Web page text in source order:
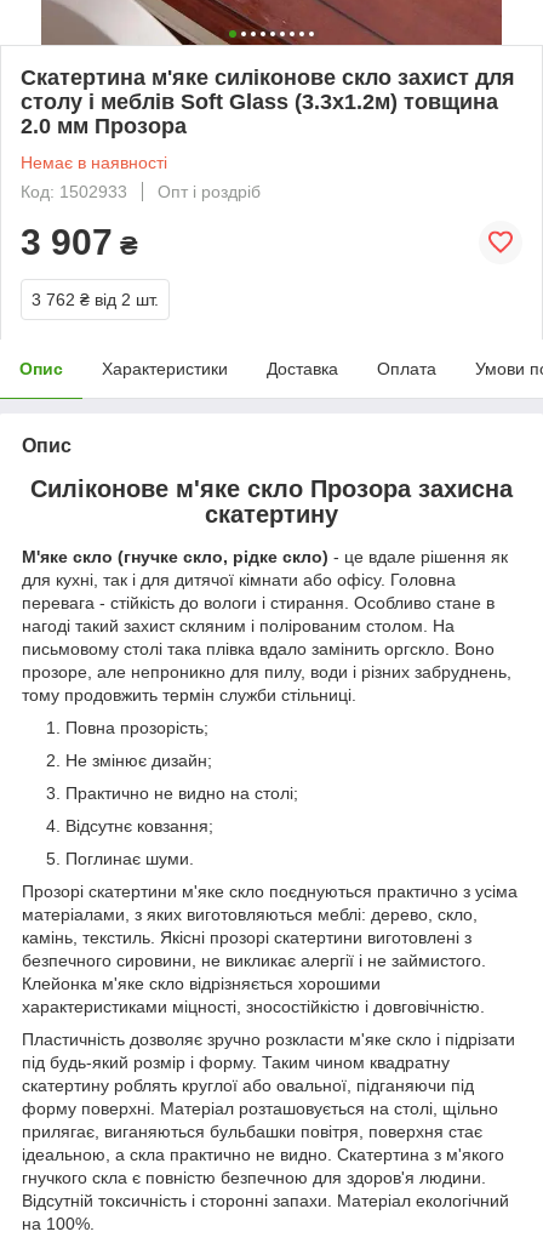
Скатертина м'яке силіконове скло захист для
столу і меблів Soft Glass (3.3х1.2м) товщина
2.0 мм Прозора
Немає в наявності
Код: 1502933
Опт і роздріб
3 907 ₴
3 762 ₴ від 2 шт.
Опис Характеристики Доставка Оплата Умови
Опис
Силіконове м'яке скло Прозора захисна
скатертину
М'яке скло (гнучке скло, рідке скло) - це вдале рішення як
для кухні, так і для дитячої кімнати або офісу. Головна
перевага - стійкість до вологи і стирання. Особливо стане в
нагоді такий захист скляним і полірованим столом. На
письмовому столі така плівка вдало замінить оргскло. Воно
прозоре, але непроникно для пилу, води і різних забруднень,
тому продовжить термін служби стільниці.
Повна прозорість;
Не змінює дизайн;
Практично не видно на столі;
Відсутнє ковзання;
Поглинає шуми.
Прозорі скатертини м'яке скло поєднуються практично з усіма
матеріалами, з яких виготовляються меблі: дерево, скло,
камінь, текстиль. Якісні прозорі скатертини виготовлені з
безпечного сировини, не викликає алергії і не займистого.
Клейонка м'яке скло відрізняється хорошими
характеристиками міцності, зносостійкістю і довговічністю.
Пластичність дозволяє зручно розкласти м'яке скло і підрізати
під будь-який розмір і форму. Таким чином квадратну
скатертину роблять круглої або овальної, підганяючи під
форму поверхні. Матеріал розташовується на столі, щільно
прилягає, виганяються бульбашки повітря, поверхня стає
ідеальною, а скла практично не видно. Скатертина з м'якого
гнучкого скла є повністю безпечною для здоров'я людини.
Відсутній токсичність і сторонні запахи. Матеріал екологічний
на 100%.